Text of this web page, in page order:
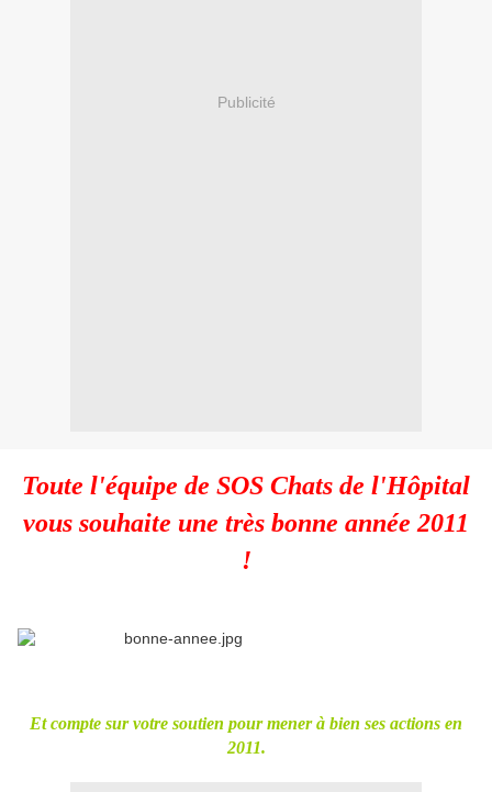
Publicité
Toute l'équipe de SOS Chats de l'Hôpital
vous souhaite une très bonne année 2011
!
Et compte sur votre soutien pour mener à bien ses actions en
2011.